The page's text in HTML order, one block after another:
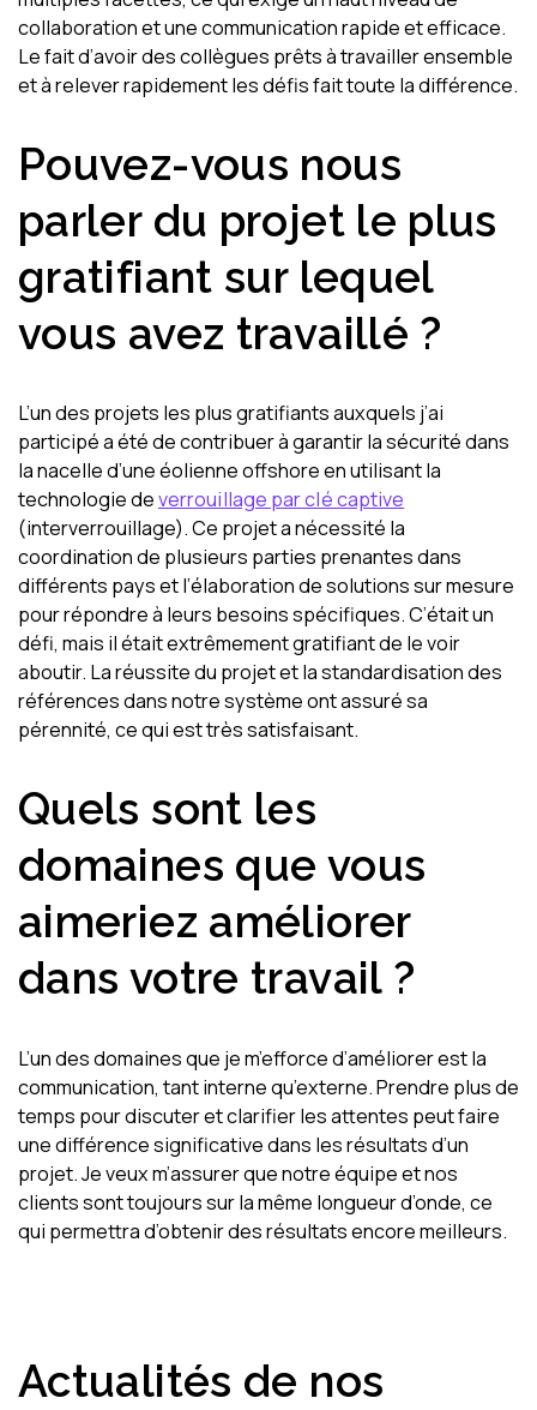
collaboration et une communication rapide et efficace.
Le fait d’avoir des collègues prêts à travailler ensemble
et à relever rapidement les défis fait toute la différence.
Pouvez-vous nous
parler du projet le plus
gratifiant sur lequel
vous avez travaillé ?
L’un des projets les plus gratifiants auxquels j’ai
participé a été de contribuer à garantir la sécurité dans
la nacelle d’une éolienne offshore en utilisant la
technologie deverrouillage par clé captive
(interverrouillage). Ce projet a nécessité la
coordination de plusieurs parties prenantes dans
différents pays et l’élaboration de solutions sur mesure
pour répondre à leurs besoins spécifiques. C’était un
défi, mais il était extrêmement gratifiant de le voir
aboutir. La réussite du projet et la standardisation des
références dans notre système ont assuré sa
pérennité, ce qui est très satisfaisant.
Quels sont les
domaines que vous
aimeriez améliorer
dans votre travail ?
L’un des domaines que je m’efforce d’améliorer est la
communication, tant interne qu’externe. Prendre plus de
temps pour discuter et clarifier les attentes peut faire
une différence significative dans les résultats d’un
projet. Je veux m’assurer que notre équipe et nos
clients sont toujours sur la même longueur d’onde, ce
qui permettra d’obtenir des résultats encore meilleurs.
Actualités de nos